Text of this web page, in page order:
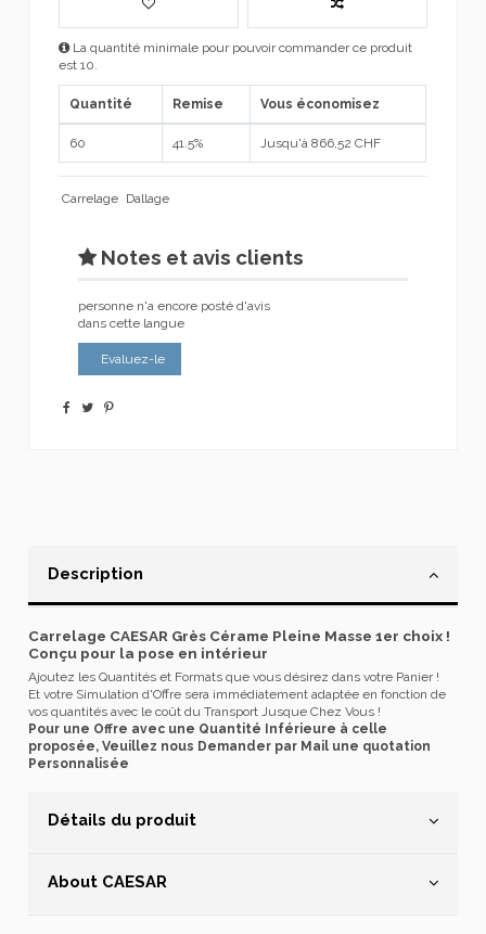
La quantité minimale pour pouvoir commander ce produit
est 10.
Quantité Remise Vous économisez
60 41.5% Jusqu'à 866,52 CHF
Carrelage Dallage
Notes et avis clients
personne n'a encore posté d'avis
dans cette langue
Evaluez-le
Description
Carrelage CAESAR Grès Cérame Pleine Masse 1er choix !
Conçu pour la pose en intérieur
Ajoutez les Quantités et Formats que vous désirez dans votre Panier !
Et votre Simulation d'Offre sera immédiatement adaptée en fonction de
vos quantités avec le coût du Transport Jusque Chez Vous !
Pour une Offre avec une Quantité Inférieure à celle
proposée, Veuillez nous Demander par Mail une quotation
Personnalisée
Détails du produit
About CAESAR